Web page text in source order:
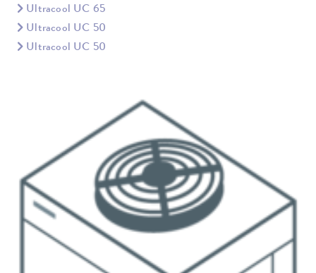
Ultracool UC 65
Ultracool UC 50
Ultracool UC 50